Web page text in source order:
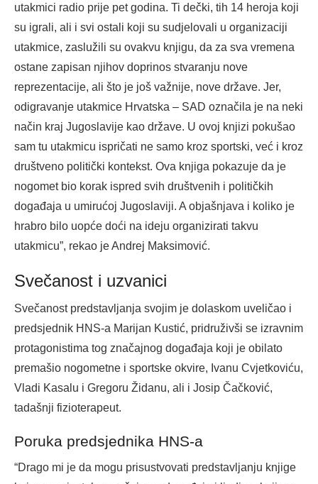
utakmici radio prije pet godina. Ti dečki, tih 14 heroja koji
su igrali, ali i svi ostali koji su sudjelovali u organizaciji
utakmice, zaslužili su ovakvu knjigu, da za sva vremena
ostane zapisan njihov doprinos stvaranju nove
reprezentacije, ali što je još važnije, nove države. Jer,
odigravanje utakmice Hrvatska – SAD označila je na neki
način kraj Jugoslavije kao države. U ovoj knjizi pokušao
sam tu utakmicu ispričati ne samo kroz sportski, već i kroz
društveno politički kontekst. Ova knjiga pokazuje da je
nogomet bio korak ispred svih društvenih i političkih
događaja u umirućoj Jugoslaviji. A objašnjava i koliko je
hrabro bilo uopće doći na ideju organizirati takvu
utakmicu”, rekao je Andrej Maksimović.
Svečanost i uzvanici
Svečanost predstavljanja svojim je dolaskom uveličao i
predsjednik HNS-a Marijan Kustić, pridruživši se izravnim
protagonistima tog značajnog događaja koji je obilato
premašio nogometne i sportske okvire, Ivanu Cvjetkoviću,
Vladi Kasalu i Gregoru Židanu, ali i Josip Čačković,
tadašnji fizioterapeut.
Poruka predsjednika HNS-a
“Drago mi je da mogu prisustvovati predstavljanju knjige